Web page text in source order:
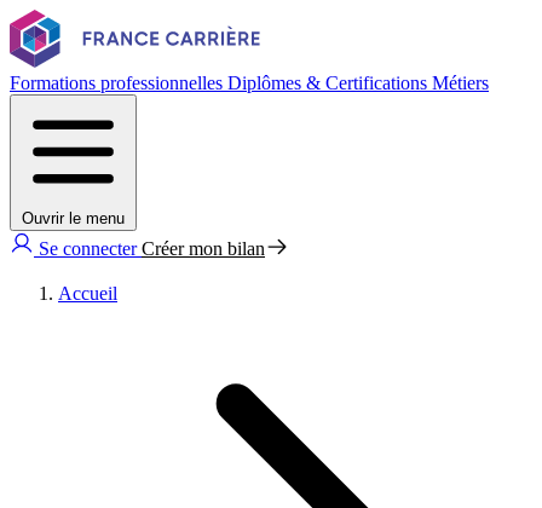
Formations professionnelles Diplômes & Certifications Métiers
Ouvrir le menu
Se connecterCréer mon bilan
Accueil